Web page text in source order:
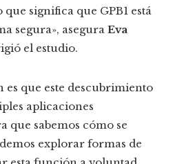
que significa que GPB1 está
segura», asegura Eva
el estudio.
es que este descubrimiento
aplicaciones
que sabemos cómo se
explorar formas de